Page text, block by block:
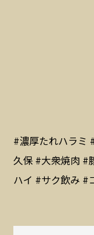
#濃厚たれハラミ
久保 #大衆焼肉 #
ハイ #サク飲み #